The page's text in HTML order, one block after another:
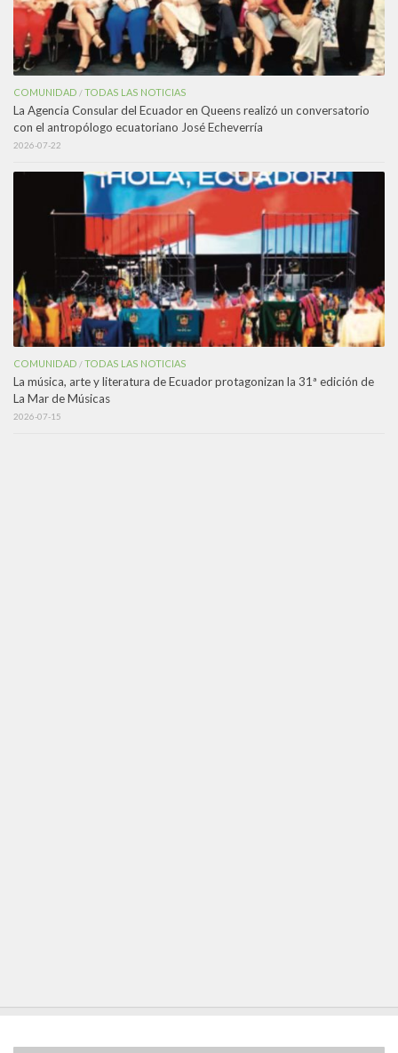
COMUNIDAD /TODAS LAS NOTICIAS
La Agencia Consular del Ecuador en Queens realizó un conversatorio
con el antropólogo ecuatoriano José Echeverría
2026-07-22
COMUNIDAD /TODAS LAS NOTICIAS
La música, arte y literatura de Ecuador protagonizan la 31ª edición de
La Mar de Músicas
2026-07-15